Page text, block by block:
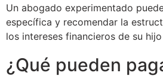
Un abogado experimentado
específica y recomendar la
los intereses financieros de su
¿Qué pueden